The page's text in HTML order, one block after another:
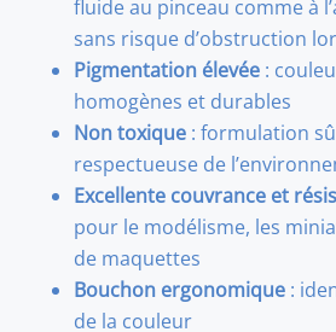
fluide au pinceau comme à
sans risque d’obstruction
Pigmentation élevée:
homogènes et durables
Non toxique: formulation
respectueuse de
Excellente couvrance et
pour le modélisme, les
de maquettes
Bouchon ergonomique:
de la couleur